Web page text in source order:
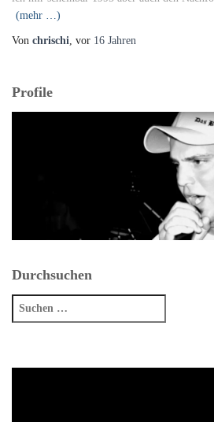
(mehr …)
Von chrischi, vor 16 Jahren
Profile
Durchsuchen
Suchen
nach: